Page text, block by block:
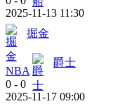
2025-11-13 11:30
掘金
NBA
爵士
0 - 0
2025-11-17 09:00